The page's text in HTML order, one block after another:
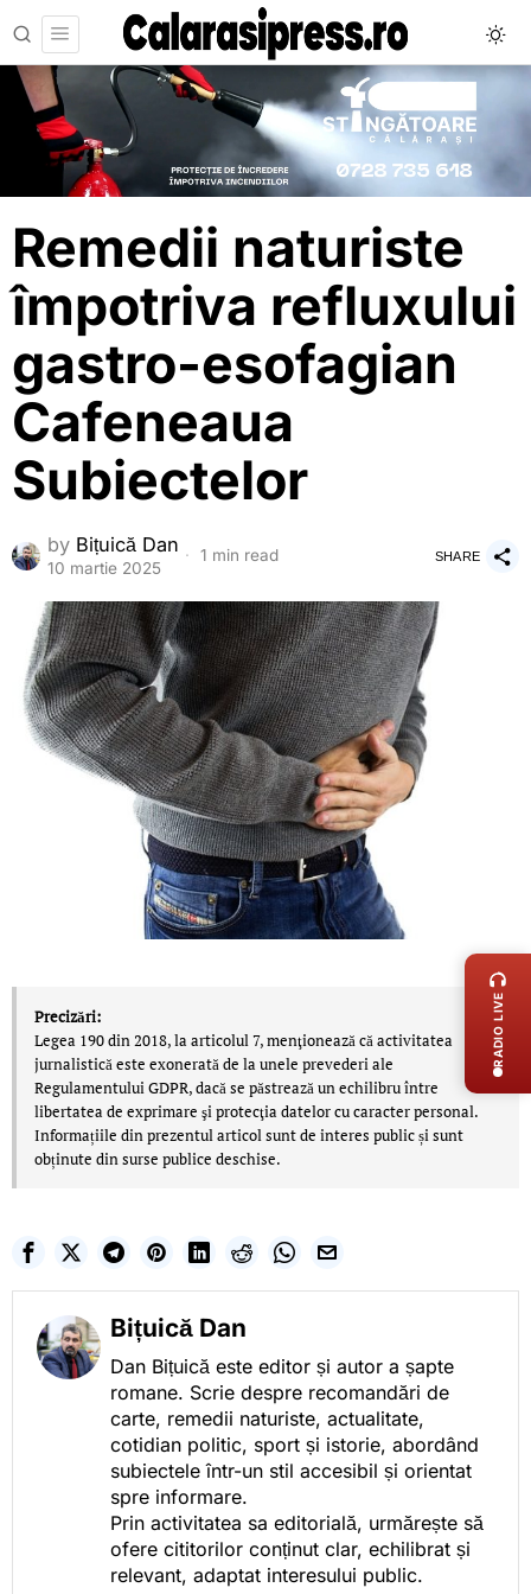
Remedii naturiste
împotriva refluxului
gastro-esofagian
Cafeneaua
Subiectelor
by Bițuică Dan
10 martie 2025
1 min read SHARE
Precizări:
Legea 190 din 2018, la articolul 7, menţionează că activitatea
jurnalistică este exonerată de la unele prevederi ale
Regulamentului GDPR, dacă se păstrează un echilibru între
libertatea de exprimare şi protecţia datelor cu caracter personal.
Informațiile din prezentul articol sunt de interes public și sunt
obținute din surse publice deschise.
Bițuică Dan
Dan Bițuică este editor și autor a șapte
romane. Scrie despre recomandări de
carte, remedii naturiste, actualitate,
cotidian politic, sport și istorie, abordând
subiectele într-un stil accesibil și orientat
spre informare.
Prin activitatea sa editorială, urmărește să
ofere cititorilor conținut clar, echilibrat și
relevant, adaptat interesului public.
RADIO LIVE